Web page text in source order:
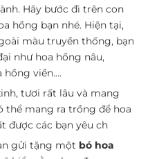
Hãy bước đi trên con
hồng bạn nhé. Hiện tại,
màu truyền thống, bạn
như hoa hồng nâu,
hồng viền….
tươi rất lâu và mang
thể mang ra trồng để hoa
được các bạn yêu ch
gửi tặng một bó hoa